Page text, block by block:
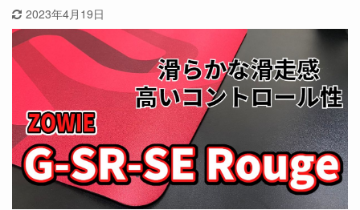
2023年4月19日